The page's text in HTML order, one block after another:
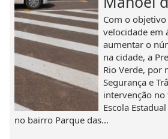
Com o
velocidade em
aumentar o
na cidade, a
Rio Verde, por
Segurança e
intervenção
Escola
no bairro Parque das...